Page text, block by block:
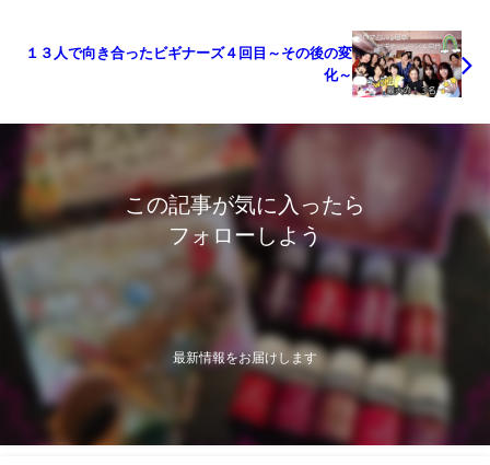
１３人で向き合ったビギナーズ４回目～その後の変
化～
この記事が気に入ったら
フォローしよう
最新情報をお届けします